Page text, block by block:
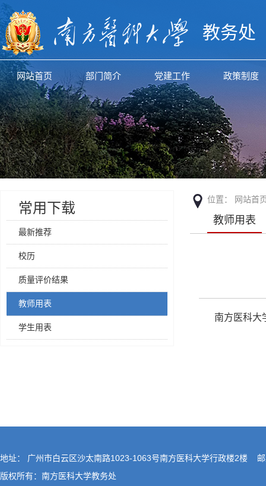
教务处
网站首页 部门简介 党建工作 政策制度
常用下载
最新推荐
校历
质量评价结果
教师用表
学生用表
位置： 网站首
教师用表
南方医科大
地址： 广州市白云区沙太南路1023-1063号南方医科大学行政楼2楼
版权所有：南方医科大学教务处